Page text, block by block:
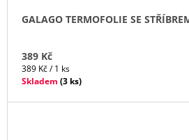
GALAGO TERMOFOLIE SE
389 Kč
Měrná
cena:
389 Kč / 1 ks
Skladem (3 ks)